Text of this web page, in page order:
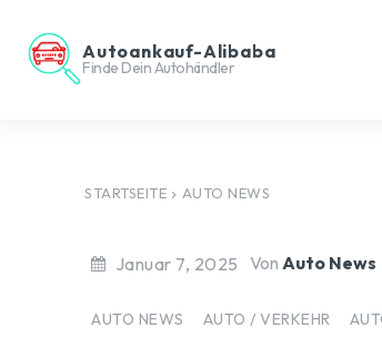
Autoankauf-Alibaba
Finde Dein Autohändler
STARTSEITE AUTO NEWS
Januar 7, 2025 Von Auto News
AUTO NEWS AUTO / VERKEHR